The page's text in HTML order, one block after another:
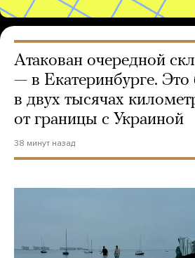
Атакован очередной
— в Екатеринбурге. Это
в двух тысячах
от границы с Украиной
38 минут назад